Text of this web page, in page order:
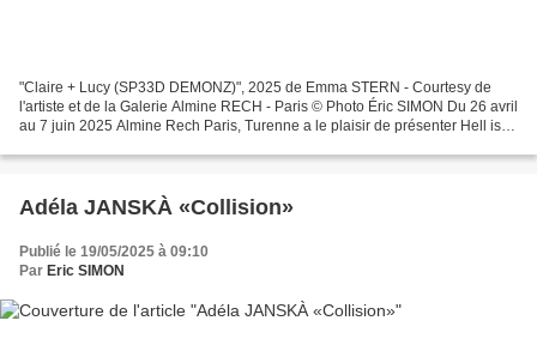
"Claire + Lucy (SP33D DEMONZ)", 2025 de Emma STERN - Courtesy de
l'artiste et de la Galerie Almine RECH - Paris © Photo Éric SIMON Du 26 avril
au 7 juin 2025 Almine Rech Paris, Turenne a le plaisir de présenter Hell is
Adéla JANSKÀ «Collision»
Publié le 19/05/2025 à 09:10
Par Eric SIMON